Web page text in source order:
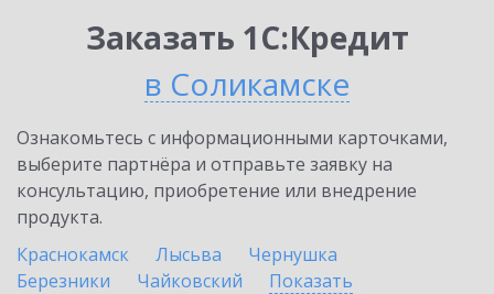
Заказать 1С:Кредит
в Соликамске
Ознакомьтесь с информационными карточками,
выберите партнёра и отправьте заявку на
консультацию, приобретение или внедрение
продукта.
Краснокамск
Лысьва
Чернушка
Березники
Чайковский
Показать